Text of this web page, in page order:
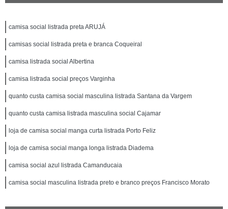
camisa social listrada preta ARUJÁ
camisas social listrada preta e branca Coqueiral
camisa listrada social Albertina
camisa listrada social preços Varginha
quanto custa camisa social masculina listrada Santana da Vargem
quanto custa camisa listrada masculina social Cajamar
loja de camisa social manga curta listrada Porto Feliz
loja de camisa social manga longa listrada Diadema
camisa social azul listrada Camanducaia
camisa social masculina listrada preto e branco preços Francisco Morato